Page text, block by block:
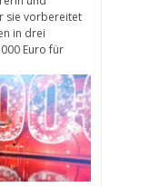
sie vorbereitet
in drei
Euro für